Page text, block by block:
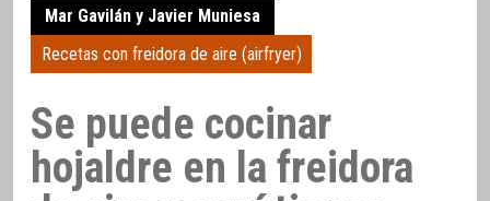
Mar Gavilán y Javier Muniesa
Recetas con freidora de aire (airfryer)
Se puede cocinar
hojaldre en la freidora